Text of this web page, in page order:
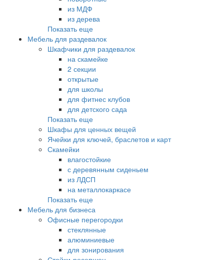
из МДФ
из дерева
Показать еще
Мебель для раздевалок
Шкафчики для раздевалок
на скамейке
2 секции
открытые
для школы
для фитнес клубов
для детского сада
Показать еще
Шкафы для ценных вещей
Ячейки для ключей, браслетов и карт
Скамейки
влагостойкие
с деревянным сиденьем
из ЛДСП
на металлокаркасе
Показать еще
Мебель для бизнеса
Офисные перегородки
стеклянные
алюминиевые
для зонирования